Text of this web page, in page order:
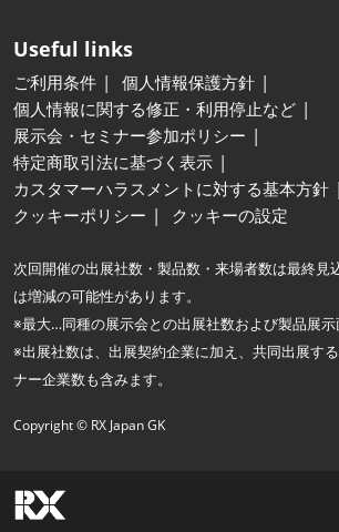
Useful links
ご利用条件
個人情報保護方針
個人情報に関する修正・利用停止など
展示会・セミナー参加ポリシー
特定商取引法に基づく表示
カスタマーハラスメントに対する基本方針
クッキーポリシー
クッキーの設定
次回開催の出展社数・製品数・来場者数は最終見
は増減の可能性があります。
※最大…同種の展示会との出展社数および製品展示
※出展社数は、出展契約企業に加え、共同出展す
ナー企業数も含みます。
Copyright © RX Japan GK